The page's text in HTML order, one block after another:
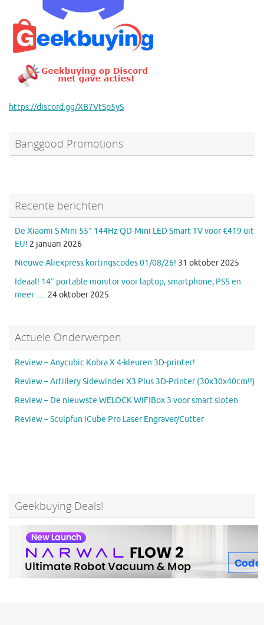
https://discord.gg/XB7VtSp5yS
Banggood Promotions
Recente berichten
De Xiaomi S Mini 55″ 144Hz QD-Mini LED Smart TV voor €419 uit
EU! 2 januari 2026
Nieuwe Aliexpress kortingscodes 01/08/26! 31 oktober 2025
Ideaal! 14″ portable monitor voor laptop, smartphone, PS5 en
meer …. 24 oktober 2025
Actuele Onderwerpen
Review – Anycubic Kobra X 4-kleuren 3D-printer!
Review – Artillery Sidewinder X3 Plus 3D-Printer (30x30x40cm!!)
Review – De nieuwste WELOCK WIFIBox 3 voor smart sloten
Review – Sculpfun iCube Pro Laser Engraver/Cutter
Geekbuying Deals!